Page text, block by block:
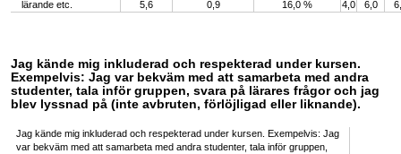
lärande etc.
5,6 0,9 16,0 % 4,0 6,0
Jag kände mig inkluderad och respekterad under kursen.
Exempelvis: Jag var bekväm med att samarbeta med andra
studenter, tala inför gruppen, svara på lärares frågor och jag
blev lyssnad på (inte avbruten, förlöjligad eller liknande).
Jag kände mig inkluderad och respekterad under kursen. Exempelvis: Jag
var bekväm med att samarbeta med andra studenter, tala inför gruppen,